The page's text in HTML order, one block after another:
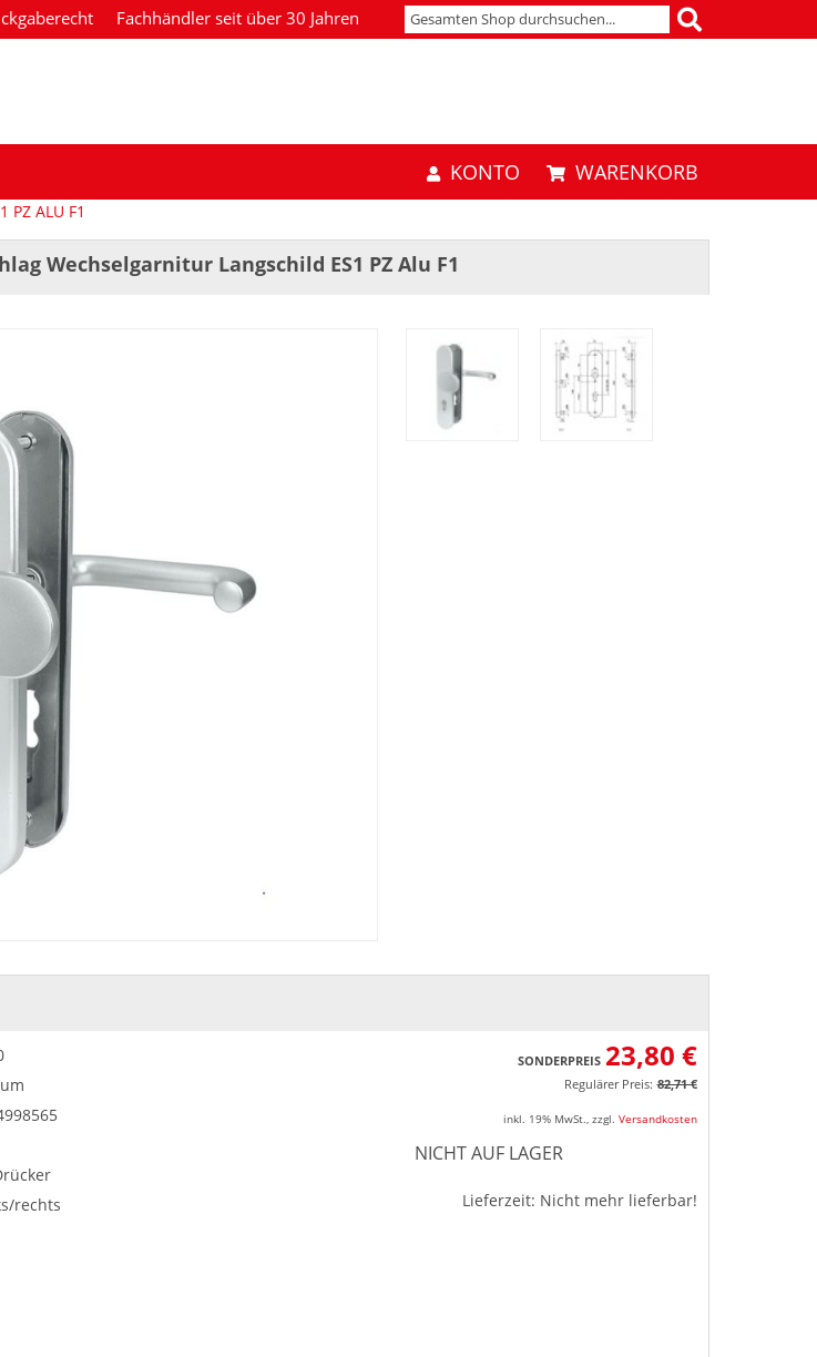
Fachhändler seit über 30 Jahren
KONTO WARENKORB
PZ ALU F1
Wechselgarnitur Langschild ES1 PZ Alu F1
rechts
SONDERPREIS 23,80 €
Regulärer Preis: 82,71 €
inkl. 19% MwSt. zzgl. Versandkosten
NICHT AUF LAGER
Lieferzeit: Nicht mehr lieferbar!